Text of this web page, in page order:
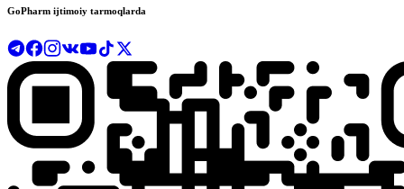
GoPharm ijtimoiy tarmoqlarda